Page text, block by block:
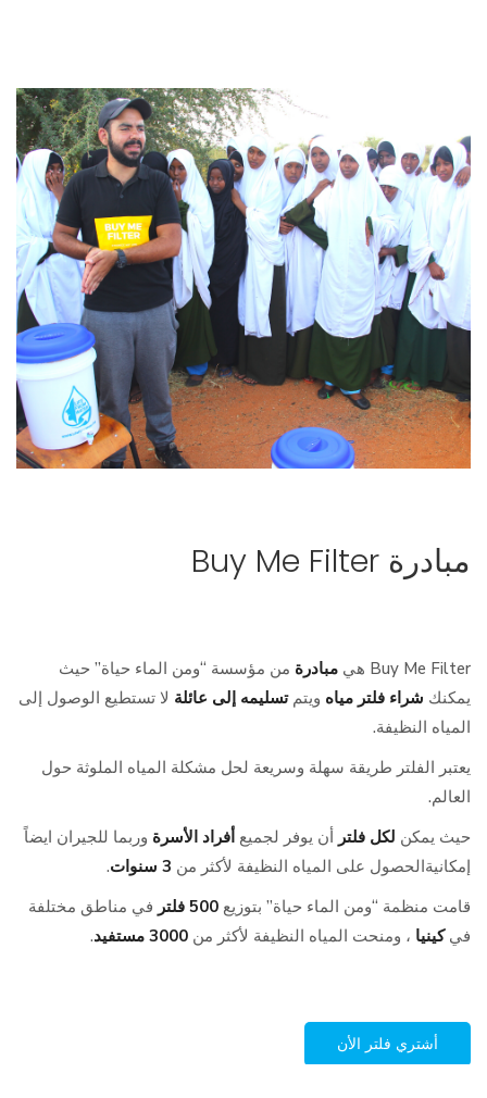
مبادرة Buy Me Filter
Buy Me Filter هي مبادرة من مؤسسة “ومن الماء حياة” حيث
يمكنك شراء فلتر مياه ويتمتسليمه إلى عائلة لا تستطيع الوصول إلى
المياه النظيفة.
يعتبر الفلتر طريقة سهلة وسريعة لحل مشكلة المياه الملوثة حول
العالم.
حيث يمكن لكل فلتر أن يوفر لجميع أفراد الأسرة وربما للجيران ايضاً
إمكانيةالحصول على المياه النظيفة لأكثر من 3 سنوات
.
قامت منظمة “ومن الماء حياة” بتوزيع 500 فلتر
في مناطق مختلفة
فيكينيا ، ومنحت المياه النظيفة لأكثر من 3000 مستفيد .
أشتري فلتر الأن